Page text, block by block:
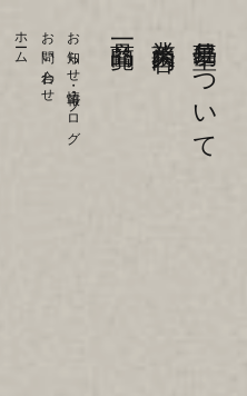
ホーム お問い合わせお知らせ・情報・ブログ 華易堂について